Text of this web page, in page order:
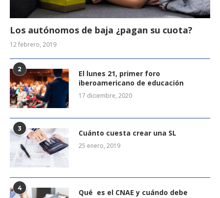
Los autónomos de baja ¿pagan su cuota?
12 febrero, 2019
2
El lunes 21, primer foro
iberoamericano de educación
17 diciembre, 2020
3 Cuánto cuesta crear una SL
25 enero, 2019
4
Qué es el CNAE y cuándo debe